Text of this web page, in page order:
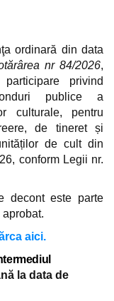
ordinară din data
nr 84/2026,
privind
publice a
culturale, pentru
de tineret și
de cult din
conform Legii nr.
decont este parte
aici.
la data de